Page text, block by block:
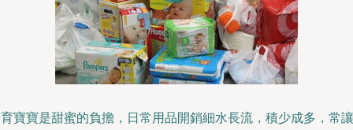
寶寶是甜蜜的負擔，日常用品開銷細水長流，積少成多，常讓